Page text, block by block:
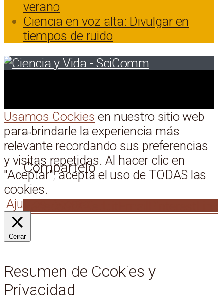
verano
Ciencia en voz alta: Divulgar en
tiempos de ruido
Compártelo
Usamos Cookies en nuestro sitio web
para brindarle la experiencia más
relevante recordando sus preferencias
y visitas repetidas. Al hacer clic en
"Aceptar", acepta el uso de TODAS las
cookies.
Ajustes Aceptar
Cerrar
Resumen de Cookies y
Privacidad